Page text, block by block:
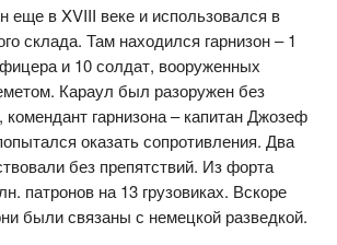
еще в XVIII веке и использовался в
склада. Там находился гарнизон – 1
и 10 солдат, вооруженных
Караул был разоружен без
комендант гарнизона – капитан Джозеф
оказать сопротивления. Два
без препятствий. Из форта
патронов на 13 грузовиках. Вскоре
были связаны с немецкой разведкой.